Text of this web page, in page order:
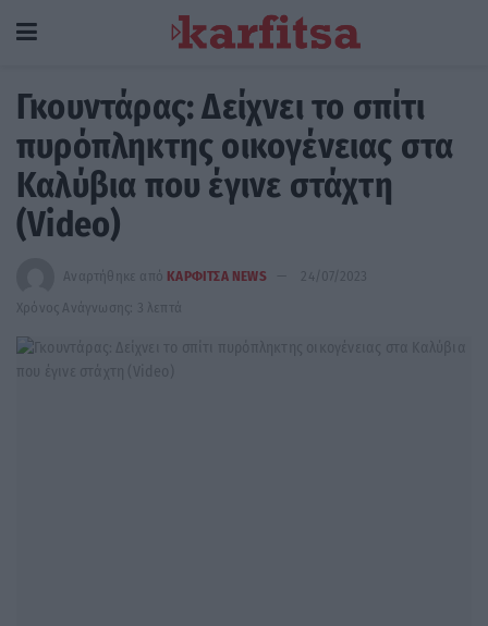
Γκουντάρας: Δείχνει το σπίτι
πυρόπληκτης οικογένειας στα
Καλύβια που έγινε στάχτη
(Video)
Αναρτήθηκε από ΚΑΡΦΙΤΣΑ NEWS
24/07/2023
Χρόνος Ανάγνωσης: 3 λεπτά